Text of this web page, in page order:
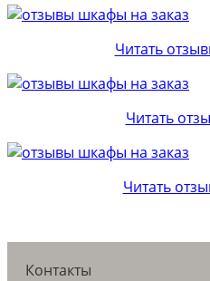
Читать
Читать
Читать
Контакты